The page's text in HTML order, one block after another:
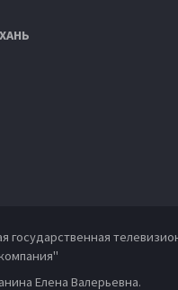
государственная
Елена Валерьевна.